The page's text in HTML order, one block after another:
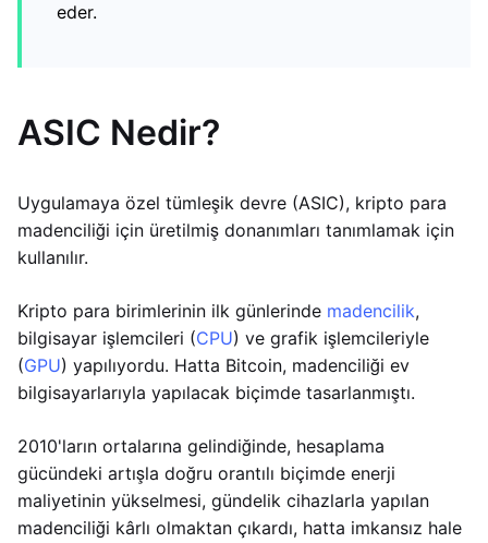
eder.
ASIC Nedir?
Uygulamaya özel tümleşik devre (ASIC), kripto para
madenciliği için üretilmiş donanımları tanımlamak için
kullanılır.
Kripto para birimlerinin ilk günlerinde madencilik,
bilgisayar işlemcileri (CPU) ve grafik işlemcileriyle
(GPU) yapılıyordu. Hatta Bitcoin, madenciliği ev
bilgisayarlarıyla yapılacak biçimde tasarlanmıştı.
2010'ların ortalarına gelindiğinde, hesaplama
gücündeki artışla doğru orantılı biçimde enerji
maliyetinin yükselmesi, gündelik cihazlarla yapılan
madenciliği kârlı olmaktan çıkardı, hatta imkansız hale